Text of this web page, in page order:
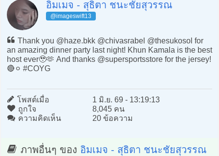
อิมเมจ - สุธิตา ชนะชัยสุวรรณ
@imageswift13
Thank you @haze.bkk @chivasrabel @thesukosol for
an amazing dinner party last night! Khun Kamala is the best
host ever🥹🫶 And thanks @supersportsstore for the jersey!
🔴⚪️ #COYG
โพสต์เมื่อ
1 มิ.ย. 69 - 13:19:13
ถูกใจ
8,045 คน
ความคิดเห็น
20 ข้อความ
ภาพอื่นๆ ของ อิมเมจ - สุธิตา ชนะชัยสุวรรณ